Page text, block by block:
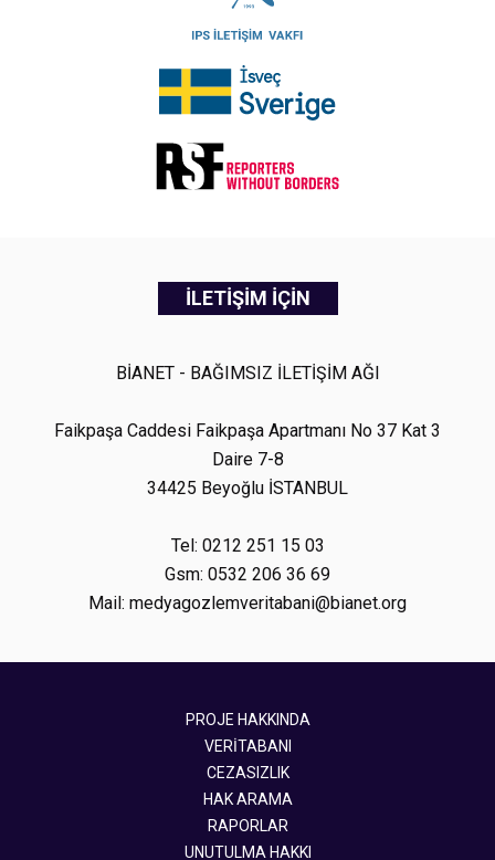
İLETİŞİM İÇİN
BİANET - BAĞIMSIZ İLETİŞİM AĞI
Faikpaşa Caddesi Faikpaşa Apartmanı No 37 Kat 3
Daire 7-8
34425 Beyoğlu İSTANBUL
Tel: 0212 251 15 03
Gsm: 0532 206 36 69
Mail: medyagozlemveritabani@bianet.org
PROJE HAKKINDA
VERİTABANI
CEZASIZLIK
HAK ARAMA
RAPORLAR
UNUTULMA HAKKI